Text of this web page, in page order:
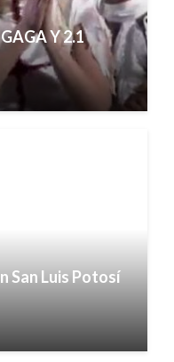
Y 2.1
San Luis Potosí